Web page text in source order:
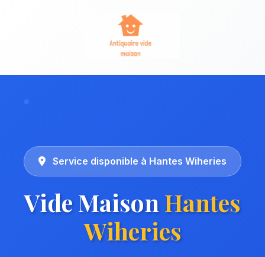
Service disponible à Hantes Wiheries
Vide MaisonHantes
Wiheries